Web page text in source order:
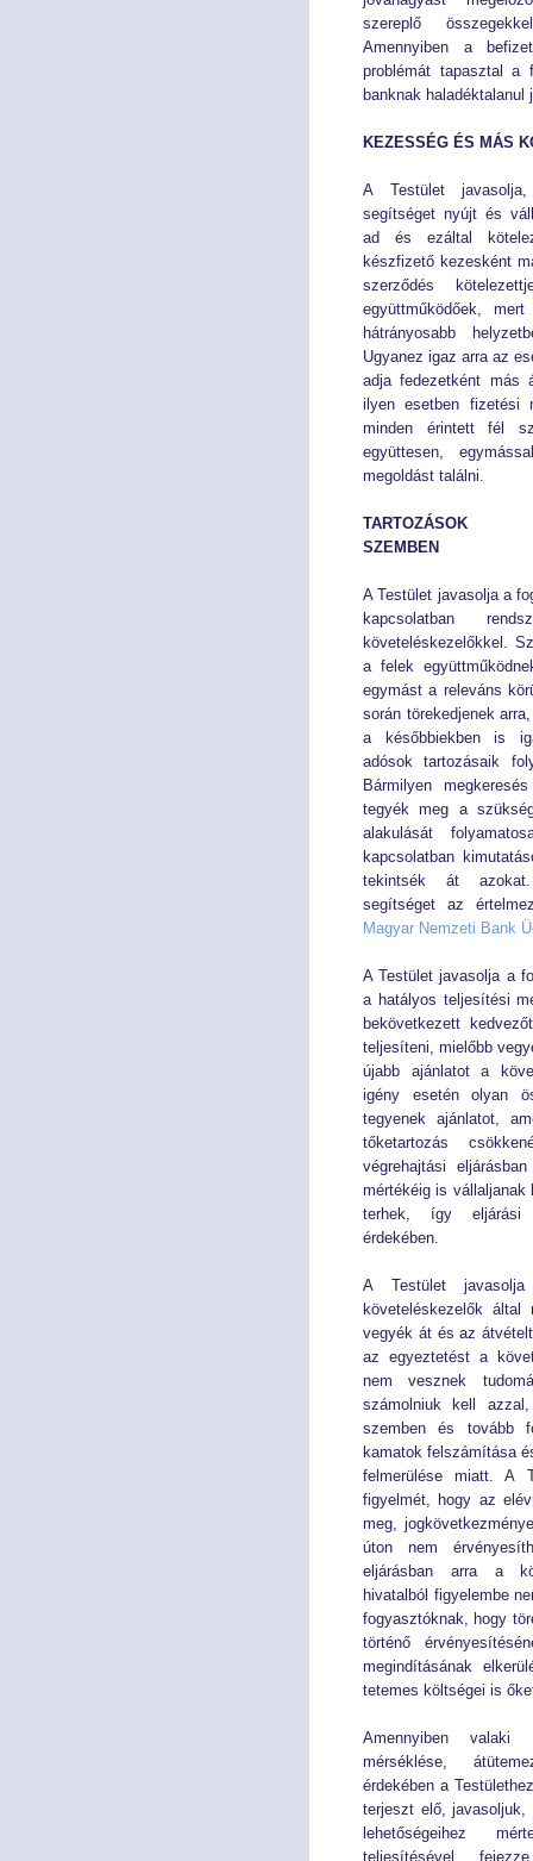
szereplő
Amennyiben a
problémát tapasztal a
banknak
KEZESSÉG ÉS MÁS
A Testület
segítséget nyújt és
ad és ezáltal
készfizető kezesként
szerződés
együttműködőek,
hátrányosabb
Ugyanez igaz arra az
adja fedezetként más
ilyen esetben fizetési
minden érintett fél
együttesen,
megoldást találni.
TARTOZÁSOK
SZEMBEN
A Testület javasolja a
kapcsolatban
követeléskezelőkkel.
a felek
egymást a releváns
során törekedjenek
a későbbiekben is
adósok tartozásaik
Bármilyen
tegyék meg a
alakulását
kapcsolatban
tekintsék át
segítséget az
Magyar Nemzeti Bank
A Testület javasolja a
a hatályos teljesítési
bekövetkezett
teljesíteni, mielőbb
újabb ajánlatot a
igény esetén olyan
tegyenek ajánlatot,
tőketartozás
végrehajtási
mértékéig is vállaljanak
terhek, így eljárási
érdekében.
A Testület
követeléskezelők
vegyék át és az
az egyeztetést a
nem vesznek
számolniuk kell
szemben és tovább
kamatok felszámítása
felmerülése miatt. A
figyelmét, hogy az
meg,
úton nem
eljárásban arra a
hivatalból figyelembe
fogyasztóknak, hogy
történő
megindításának
tetemes költségei is
Amennyiben
mérséklése,
érdekében a
terjeszt elő,
lehetőségeihez
teljesítésével